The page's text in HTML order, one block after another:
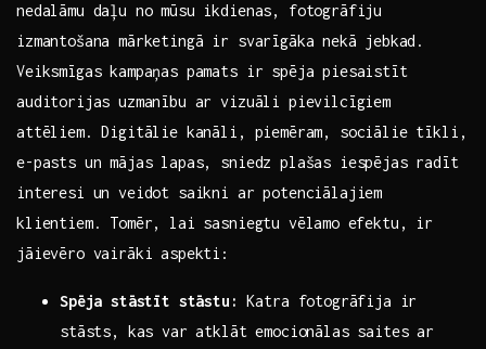
nedalāmu daļu no mūsu ikdienas, fotogrāfiju
izmantošana mārketingā ir​ svarīgāka ⁣nekā jebkad.
Veiksmīgas kampaņas​ pamats ir‍ spēja piesaistīt
auditorijas uzmanību ar vizuāli pievilcīgiem
attēliem. Digitālie ​kanāli, piemēram, sociālie tīkli,
e-pasts un mājas lapas, sniedz plašas iespējas radīt
interesi​ un veidot saikni ar potenciālajiem
klientiem. Tomēr, lai sasniegtu vēlamo ⁤efektu, ir
jāievēro vairāki aspekti:
Spēja stāstīt stāstu: Katra fotogrāfija ir
‌stāsts, kas var atklāt emocionālas saites ar